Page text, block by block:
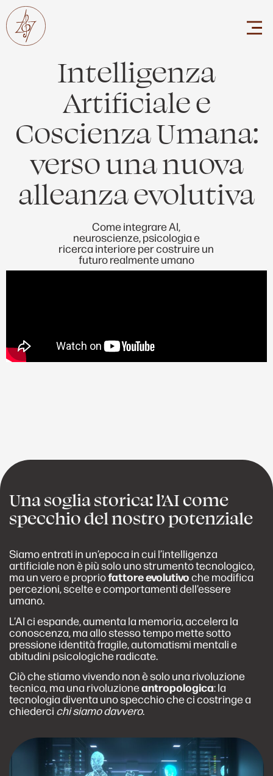
Intelligenza
Artificiale e
Coscienza Umana:
verso una nuova
alleanza evolutiva
Come integrare AI,
neuroscienze, psicologia e
ricerca interiore per costruire un
futuro realmente umano
Una soglia storica: l’AI come
specchio del nostro potenziale
Siamo entrati in un’epoca in cui l’intelligenza
artificiale non è più solo uno strumento tecnologico,
ma un vero e propriofattore evolutivoche modifica
percezioni, scelte e comportamenti dell’essere
umano.
L’AI ci espande, aumenta la memoria, accelera la
conoscenza, ma allo stesso tempo mette sotto
pressione identità fragile, automatismi mentali e
abitudini psicologiche radicate.
Ciò che stiamo vivendo non è solo una rivoluzione
tecnica, ma una rivoluzioneantropologica: la
tecnologia diventa uno specchio che ci costringe a
chiedercichi siamo davvero.